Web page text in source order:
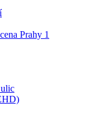
Prahy 1